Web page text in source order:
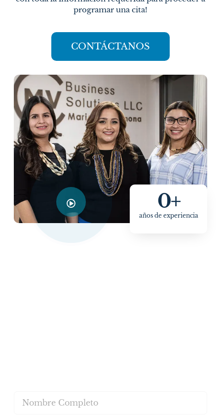
programar una cita!
CONTÁCTANOS
años de experiencia
0+